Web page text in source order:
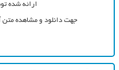
ارائه شده
جهت دانلود و مشاهده متن